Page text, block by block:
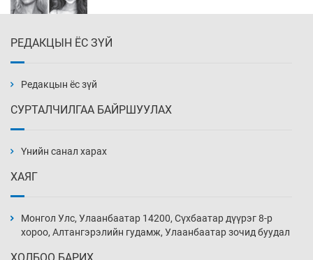
14 цаг 22 мин
нэмэгджээ
14 цаг 52 мин
РЕДАКЦЫН ЁС ЗҮЙ
Редакцын ёс зүй
СУРТАЛЧИЛГАА БАЙРШУУЛАХ
Үнийн санал харах
ХАЯГ
Монгол Улс, Улаанбаатар 14200, Сүхбаатар дүүрэг 8-р
хороо, Алтангэрэлийн гудамж, Улаанбаатар зочид буудал